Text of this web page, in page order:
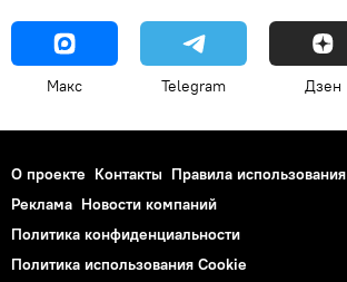
Макс Telegram Дзен
О проекте Контакты Правила использования
Реклама Новости компаний
Политика конфиденциальности
Политика использования Cookie